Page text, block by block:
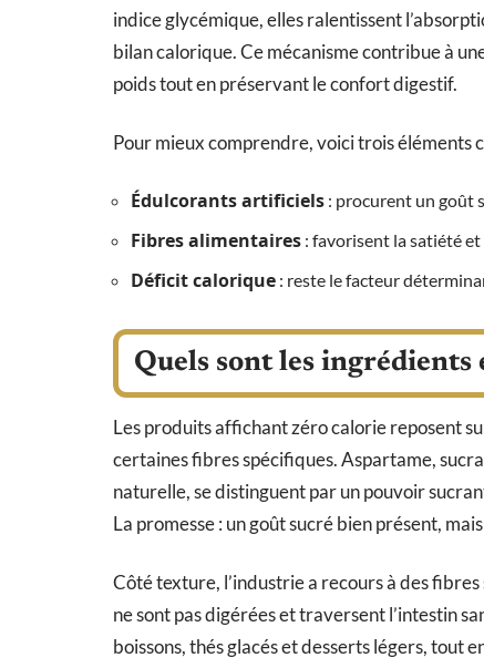
indice glycémique, elles ralentissent
bilan calorique. Ce mécanisme contribue à
poids tout en préservant le confort digestif.
Pour mieux comprendre, voici trois éléments
Édulcorants artificiels : procurent un goût
Fibres alimentaires : favorisent la satiété
Déficit calorique : reste le facteur
Quels sont les ingrédients
Les produits affichant zéro calorie reposent
certaines fibres spécifiques. Aspartame,
naturelle, se distinguent par un pouvoir
La promesse : un goût sucré bien présent,
Côté texture, l’industrie a recours à des
ne sont pas digérées et traversent l’intestin
boissons, thés glacés et desserts légers, tout